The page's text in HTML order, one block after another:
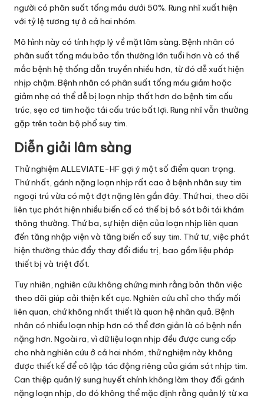
người có phân suất tống máu dưới 50%. Rung nhĩ xuất hiện
với tỷ lệ tương tự ở cả hai nhóm.
Mô hình này có tính hợp lý về mặt lâm sàng. Bệnh nhân có
phân suất tống máu bảo tồn thường lớn tuổi hơn và có thể
mắc bệnh hệ thống dẫn truyền nhiều hơn, từ đó dễ xuất hiện
nhịp chậm. Bệnh nhân có phân suất tống máu giảm hoặc
giảm nhẹ có thể dễ bị loạn nhịp thất hơn do bệnh tim cấu
trúc, sẹo cơ tim hoặc tái cấu trúc bất lợi. Rung nhĩ vẫn thường
gặp trên toàn bộ phổ suy tim.
Diễn giải lâm sàng
Thử nghiệm ALLEVIATE-HF gợi ý một số điểm quan trọng.
Thứ nhất, gánh nặng loạn nhịp rất cao ở bệnh nhân suy tim
ngoại trú vừa có một đợt nặng lên gần đây. Thứ hai, theo dõi
liên tục phát hiện nhiều biến cố có thể bị bỏ sót bởi tái khám
thông thường. Thứ ba, sự hiện diện của loạn nhịp liên quan
đến tăng nhập viện và tăng biến cố suy tim. Thứ tư, việc phát
hiện thường thúc đẩy thay đổi điều trị, bao gồm liệu pháp
thiết bị và triệt đốt.
Tuy nhiên, nghiên cứu không chứng minh rằng bản thân việc
theo dõi giúp cải thiện kết cục. Nghiên cứu chỉ cho thấy mối
liên quan, chứ không nhất thiết là quan hệ nhân quả. Bệnh
nhân có nhiều loạn nhịp hơn có thể đơn giản là có bệnh nền
nặng hơn. Ngoài ra, vì dữ liệu loạn nhịp đều được cung cấp
cho nhà nghiên cứu ở cả hai nhóm, thử nghiệm này không
được thiết kế để cô lập tác động riêng của giám sát nhịp tim.
Can thiệp quản lý sung huyết chính không làm thay đổi gánh
nặng loạn nhịp, do đó không thể mặc định rằng quản lý từ xa